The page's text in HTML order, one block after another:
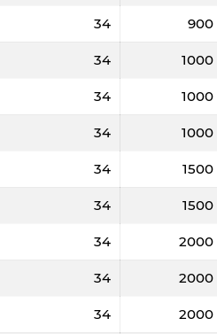
34 900
34 1000
34 1000
34 1000
34 1500
34 1500
34 2000
34 2000
34 2000